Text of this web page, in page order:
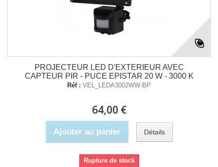
PROJECTEUR LED D'EXTERIEUR AVEC
CAPTEUR PIR - PUCE EPISTAR 20 W - 3000 K
Réf : VEL_LEDA3002WW-BP
64,00 €
Ajouter au panier Détails
Rupture de stock